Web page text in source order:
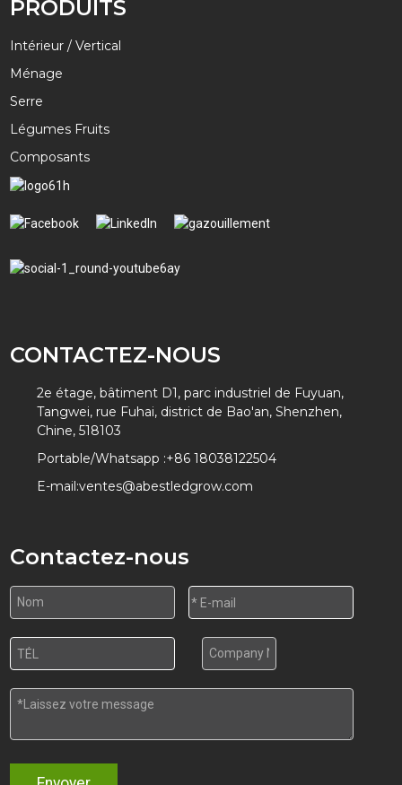
PRODUITS
Intérieur / Vertical
Ménage
Serre
Légumes Fruits
Composants
CONTACTEZ-NOUS
2e étage, bâtiment D1, parc industriel de Fuyuan,
Tangwei, rue Fuhai, district de Bao'an, Shenzhen,
Chine, 518103
Portable/Whatsapp :+86 18038122504
E-mail:ventes@abestledgrow.com
Contactez-nous